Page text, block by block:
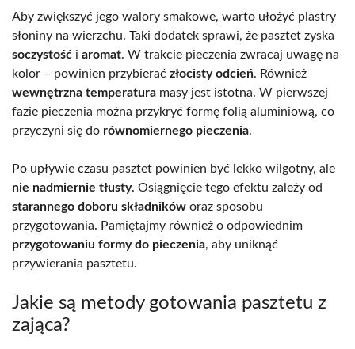
Aby zwiększyć jego walory smakowe, warto ułożyć plastry
słoniny na wierzchu. Taki dodatek sprawi, że pasztet zyska
soczystość i aromat. W trakcie pieczenia zwracaj uwagę na
kolor – powinien przybierać złocisty odcień. Również
wewnętrzna temperatura masy jest istotna. W pierwszej
fazie pieczenia można przykryć formę folią aluminiową, co
przyczyni się do równomiernego pieczenia.
Po upływie czasu pasztet powinien być lekko wilgotny, ale
nie nadmiernie tłusty. Osiągnięcie tego efektu zależy od
starannego doboru składników oraz sposobu
przygotowania. Pamiętajmy również o odpowiednim
przygotowaniu formy do pieczenia, aby uniknąć
przywierania pasztetu.
Jakie są metody gotowania pasztetu z
zająca?